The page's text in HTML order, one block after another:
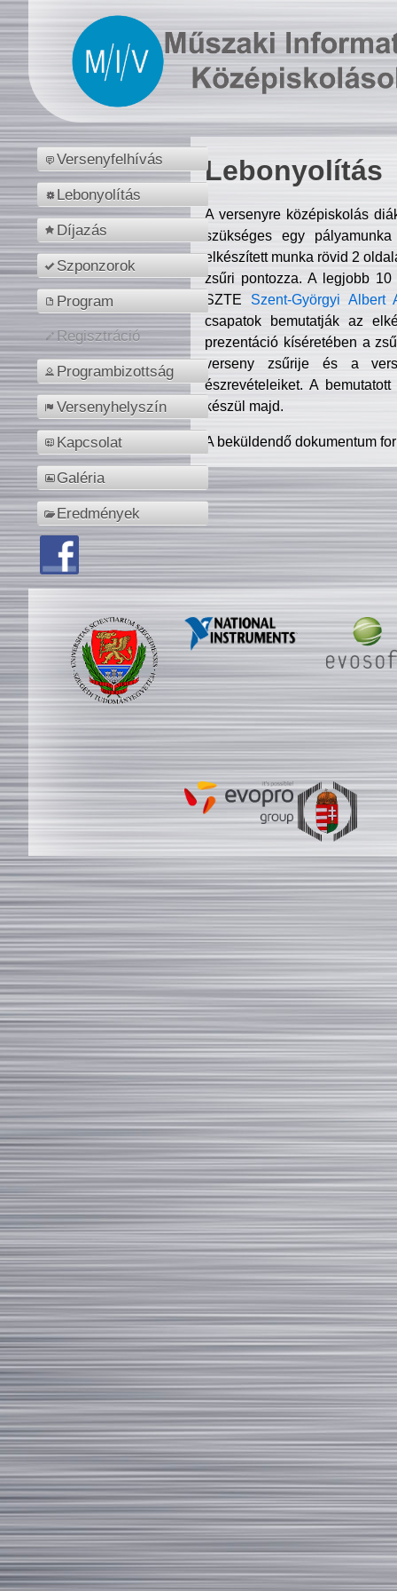
Versenyfelhívás
Lebonyolítás
Díjazás
Szponzorok
Program
Regisztráció
Programbizottság
Versenyhelyszín
Kapcsolat
Galéria
Eredmények
Lebonyolítás
A versenyre középiskolás
szükséges egy
elkészített munka rövid 2
zsűri pontozza. A legjobb
SZTE Szent-Györgyi Albert
csapatok bemutatják az
prezentáció kíséretében a
verseny zsűrije és a
észrevételeiket. A
készül majd.
A beküldendő dokumentum